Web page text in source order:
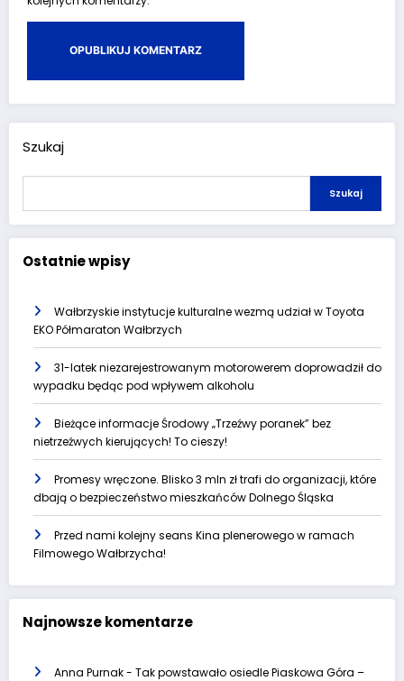
Szukaj
Szukaj
Ostatnie wpisy
Wałbrzyskie instytucje kulturalne wezmą udział w Toyota
EKO Półmaraton Wałbrzych
31-latek niezarejestrowanym motorowerem doprowadził do
wypadku będąc pod wpływem alkoholu
Bieżące informacje Środowy „Trzeźwy poranek” bez
nietrzeźwych kierujących! To cieszy!
Promesy wręczone. Blisko 3 mln zł trafi do organizacji, które
dbają o bezpieczeństwo mieszkańców Dolnego Śląska
Przed nami kolejny seans Kina plenerowego w ramach
Filmowego Wałbrzycha!
Najnowsze komentarze
Anna Purnak- Tak powstawało osiedle Piaskowa Góra –